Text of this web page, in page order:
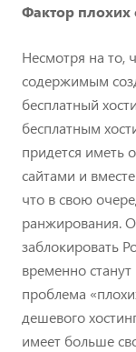
Фактор плохих
Несмотря на то,
содержимым
бесплатный
бесплатным
придется иметь
сайтами и
что в свою
ранжирования.
заблокировать
временно
проблема
дешевого
имеет больше